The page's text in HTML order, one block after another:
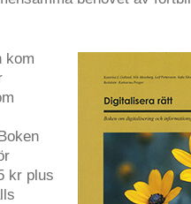
kom
kr plus